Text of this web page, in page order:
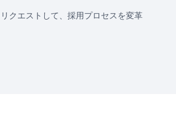
クエストして、採用プロセスを変革